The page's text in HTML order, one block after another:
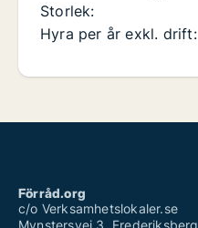
Storlek:
Hyra per år exkl. drift:
Förråd.org
c/o Verksamhetslokaler.se
Mynstersvej 3, Frederiksberg